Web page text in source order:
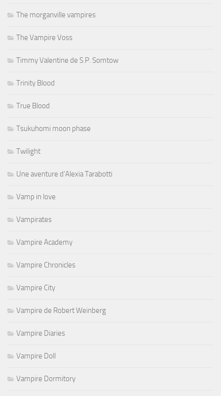
The morganville vampires
The Vampire Voss
Timmy Valentine de S.P. Somtow
Trinity Blood
True Blood
Tsukuhomi moon phase
Twilight
Une aventure d'Alexia Tarabotti
Vamp in love
Vampirates
Vampire Academy
Vampire Chronicles
Vampire City
Vampire de Robert Weinberg
Vampire Diaries
Vampire Doll
Vampire Dormitory